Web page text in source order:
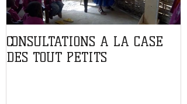
CONSULTATIONS A LA CASE
DES TOUT PETITS